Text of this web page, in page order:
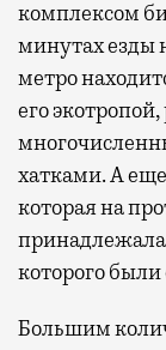
комплексом
минутах езды
метро
его
хатками. А
которая на
которого
Большим